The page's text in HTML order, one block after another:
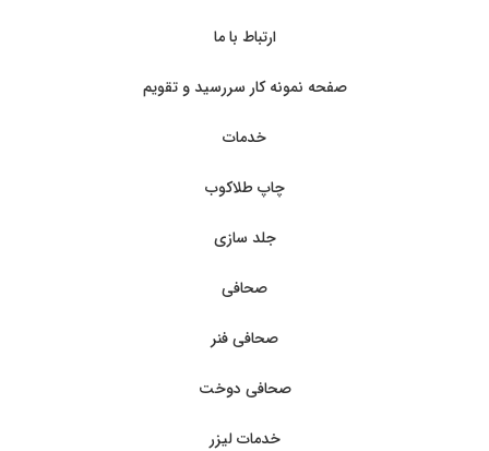
ارتباط با ما
صفحه نمونه کار سررسید و تقویم
خدمات
چاپ طلاکوب
جلد سازی
صحافی
صحافی فنر
صحافی دوخت
خدمات لیزر